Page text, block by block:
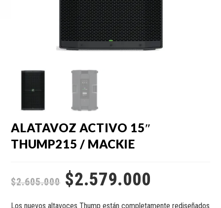
ALATAVOZ ACTIVO 15″
THUMP215 / MACKIE
$2.605.000 $2.579.000
Los nuevos altavoces Thump están completamente rediseñados